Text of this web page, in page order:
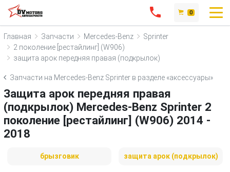
0
Главная Запчасти Mercedes-Benz
Sprinter
2 поколение [рестайлинг] (W906)
защита арок передняя правая (подкрылок)
Запчасти на Mercedes-Benz Sprinter в разделе «аксессуары»
Защита арок передняя правая
(подкрылок) Mercedes-Benz Sprinter 2
поколение [рестайлинг] (W906) 2014 -
2018
брызговик защита арок (подкрылок)